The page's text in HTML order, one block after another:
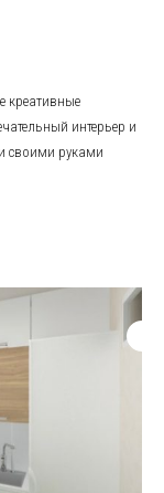
креативные
интерьер и
своими руками